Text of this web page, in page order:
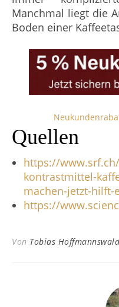
Manchmal liegt die
Boden einer
Quellen
https://
kontrastmittel-
machen-jetzt-hilft-
https://
Von Tobias Hoffmannswald